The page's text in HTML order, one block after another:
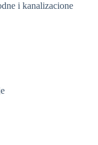
i kanalizacione